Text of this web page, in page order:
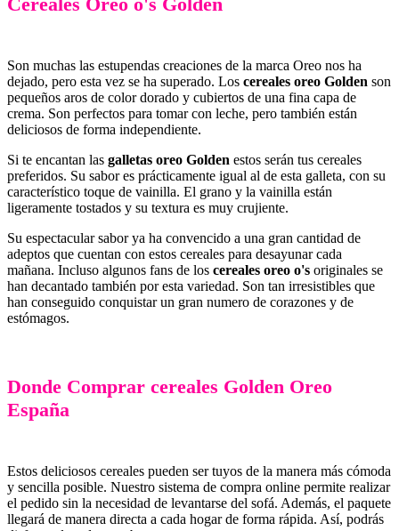
Son muchas las estupendas creaciones de la marca Oreo nos ha
dejado, pero esta vez se ha superado. Los cereales oreo Golden son
pequeños aros de color dorado y cubiertos de una fina capa de
crema. Son perfectos para tomar con leche, pero también están
deliciosos de forma independiente.
Si te encantan las galletas oreo Golden estos serán tus cereales
preferidos. Su sabor es prácticamente igual al de esta galleta, con su
característico toque de vainilla. El grano y la vainilla están
ligeramente tostados y su textura es muy crujiente.
Su espectacular sabor ya ha convencido a una gran cantidad de
adeptos que cuentan con estos cereales para desayunar cada
mañana. Incluso algunos fans de los cereales oreo o's originales se
han decantado también por esta variedad. Son tan irresistibles que
han conseguido conquistar un gran numero de corazones y de
estómagos.
Donde Comprar cereales Golden Oreo
España
Estos deliciosos cereales pueden ser tuyos de la manera más cómoda
y sencilla posible. Nuestro sistema de compra online permite realizar
el pedido sin la necesidad de levantarse del sofá. Además, el paquete
llegará de manera directa a cada hogar de forma rápida. Así, podrás